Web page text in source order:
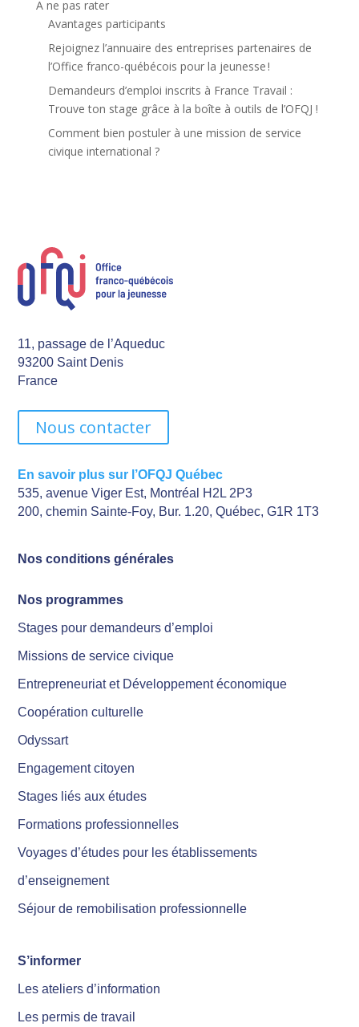
A ne pas rater
Avantages participants
Rejoignez l’annuaire des entreprises partenaires de
l’Office franco-québécois pour la jeunesse !
Demandeurs d’emploi inscrits à France Travail :
Trouve ton stage grâce à la boîte à outils de l’OFQJ !
Comment bien postuler à une mission de service
civique international ?
11, passage de l’Aqueduc
93200 Saint Denis
France
Nous contacter
En savoir plus sur l’OFQJ Québec
535, avenue Viger Est, Montréal H2L 2P3
200, chemin Sainte-Foy, Bur. 1.20, Québec, G1R 1T3
Nos conditions générales
Nos programmes
Stages pour demandeurs d’emploi
Missions de service civique
Entrepreneuriat et Développement économique
Coopération culturelle
Odyssart
Engagement citoyen
Stages liés aux études
Formations professionnelles
Voyages d’études pour les établissements
d’enseignement
Séjour de remobilisation professionnelle
S’informer
Les ateliers d’information
Les permis de travail